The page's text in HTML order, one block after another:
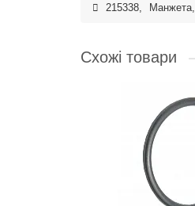
215338, Манжета,
Схожі товари